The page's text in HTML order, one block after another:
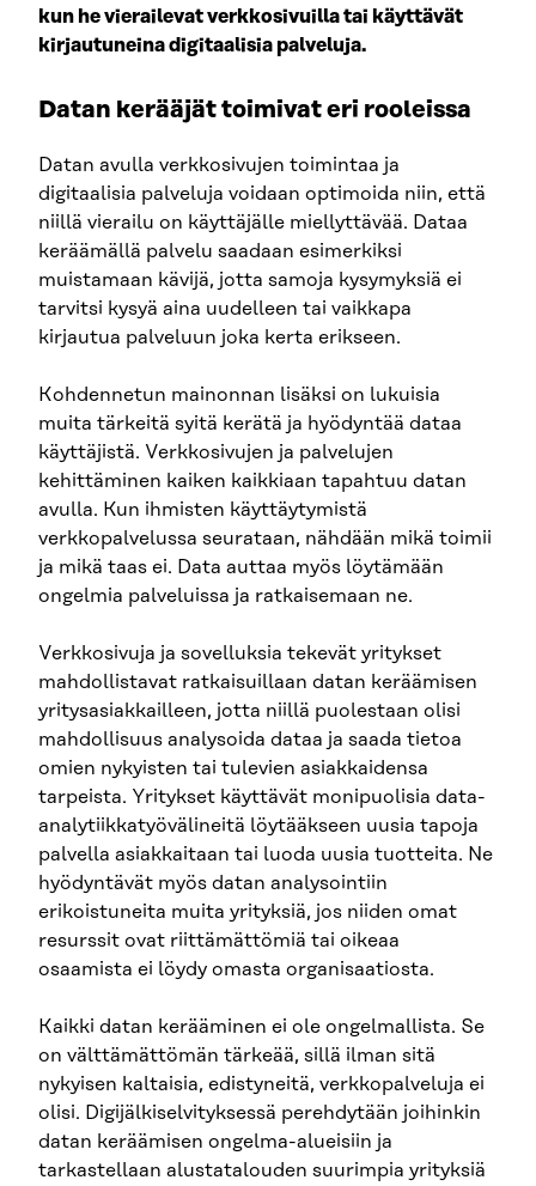
kun he vierailevat verkkosivuilla tai käyttävät
kirjautuneina digitaalisia palveluja.
Datan kerääjät toimivat eri rooleissa
Datan avulla verkkosivujen toimintaa ja
digitaalisia palveluja voidaan optimoida niin, että
niillä vierailu on käyttäjälle miellyttävää. Dataa
keräämällä palvelu saadaan esimerkiksi
muistamaan kävijä, jotta samoja kysymyksiä ei
tarvitsi kysyä aina uudelleen tai vaikkapa
kirjautua palveluun joka kerta erikseen.
Kohdennetun mainonnan lisäksi on lukuisia
muita tärkeitä syitä kerätä ja hyödyntää dataa
käyttäjistä. Verkkosivujen ja palvelujen
kehittäminen kaiken kaikkiaan tapahtuu datan
avulla. Kun ihmisten käyttäytymistä
verkkopalvelussa seurataan, nähdään mikä toimii
ja mikä taas ei. Data auttaa myös löytämään
ongelmia palveluissa ja ratkaisemaan ne.
Verkkosivuja ja sovelluksia tekevät yritykset
mahdollistavat ratkaisuillaan datan keräämisen
yritysasiakkailleen, jotta niillä puolestaan olisi
mahdollisuus analysoida dataa ja saada tietoa
omien nykyisten tai tulevien asiakkaidensa
tarpeista. Yritykset käyttävät monipuolisia data-
analytiikkatyövälineitä löytääkseen uusia tapoja
palvella asiakkaitaan tai luoda uusia tuotteita. Ne
hyödyntävät myös datan analysointiin
erikoistuneita muita yrityksiä, jos niiden omat
resurssit ovat riittämättömiä tai oikeaa
osaamista ei löydy omasta organisaatiosta.
Kaikki datan kerääminen ei ole ongelmallista. Se
on välttämättömän tärkeää, sillä ilman sitä
nykyisen kaltaisia, edistyneitä, verkkopalveluja ei
olisi. Digijälkiselvityksessä perehdytään joihinkin
datan keräämisen ongelma-alueisiin ja
tarkastellaan alustatalouden suurimpia yrityksiä